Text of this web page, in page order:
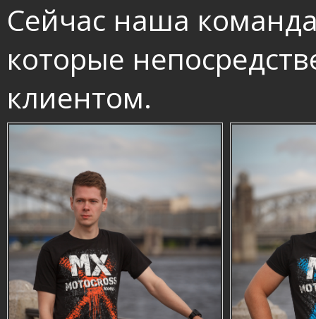
Сейчас наша
которые
клиентом.